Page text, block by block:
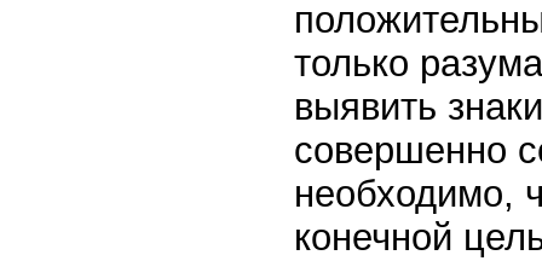
только
выявить
совершенно
необходимо,
конечной